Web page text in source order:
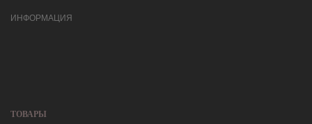
ИНФОРМАЦИЯ
ТОВАРЫ